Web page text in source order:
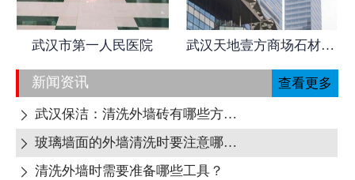
武汉市第一人民医院 武汉天地壹方商场石材日常养护
新闻资讯 查看更多

武汉保洁：清洗外墙砖有哪些方式呢?

玻璃墙面的外墙清洗时要注意哪些地方呢?
 清洗外墙时需要准备哪些工具？